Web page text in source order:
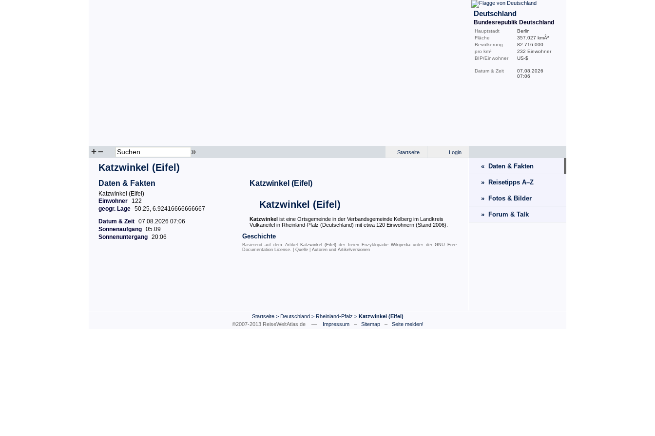
Deutschland
Bundesrepublik Deutschland
Hauptstadt
Berlin
Fläche
357.027 kmÂ²
Bevölkerung
82.716.000
pro km²
232 Einwohner
BIP/Einwohner
US-$
Datum & Zeit
07.08.2026
07:06
+– » Login
Startseite
Katzwinkel (Eifel)
Daten & Fakten
Katzwinkel (Eifel)
Einwohner
122
geogr. Lage 50.25, 6.92416666666667
Datum & Zeit 07.08.2026 07:06
Sonnenaufgang 05:09
Sonnenuntergang 20:06
Katzwinkel (Eifel)
Katzwinkel (Eifel)
Katzwinkel ist eine Ortsgemeinde in der Verbandsgemeinde Kelberg im Landkreis
Vulkaneifel in Rheinland-Pfalz (Deutschland) mit etwa 120 Einwohnern (Stand 2006).
Geschichte
Basierend auf dem Artikel Katzwinkel (Eifel) der freien EnzyklopädieWikipedia unter der GNU Free
Documentation License. | Quelle Autoren und Artikelversionen
« Daten & Fakten
» Reisetipps A–Z
» Fotos & Bilder
» Forum & Talk
Startseite> Deutschland> Rheinland-Pfalz > Katzwinkel (Eifel)
©2007-2013 ReiseWeltAtlas.de —
Impressum– Sitemap– Seite melden!